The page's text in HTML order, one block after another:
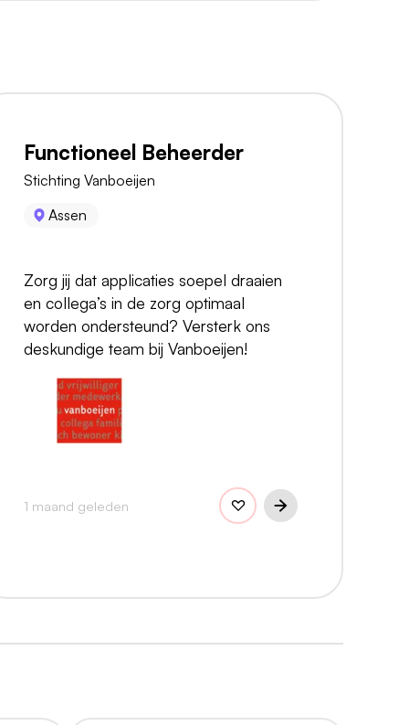
Functioneel Beheerder
Stichting Vanboeijen
Assen
Zorg jij dat applicaties soepel draaien
en collega’s in de zorg optimaal
worden ondersteund? Versterk ons
deskundige team bij Vanboeijen!
1 maand geleden